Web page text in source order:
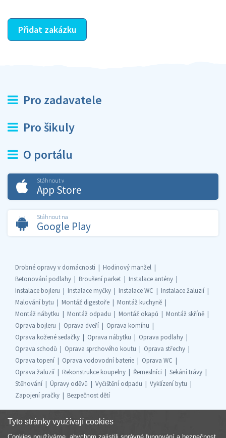
Přidat zakázku
Pro zadavatele
Pro šikuly
O portálu
Stáhnout v
App Store
Stáhnout na
Google Play
Drobné opravy v domácnosti
Hodinový manžel
Betonování podlahy
Broušení parket
Instalace antény
Instalace bojleru
Instalace myčky Instalace WC
Instalace žaluzií
Malování bytu
Montáž digestoře
Montáž kuchyně
Montáž nábytku
Montáž odpadu Montáž okapů
Montáž skříně
Oprava bojleru
Oprava dveří
Oprava komínu
Oprava kožené sedačky
Oprava nábytku
Oprava podlahy
Oprava schodů
Oprava sprchového koutu
Oprava střechy
Oprava topení
Oprava vodovodní baterie
Oprava WC
Oprava žaluzií
Rekonstrukce koupelny Řemeslníci
Sekání trávy
Stěhování
Úpravy oděvů Vyčištění odpadu
Vyklízení bytu
Zapojení pračky
Bezpečnost dětí
Tyto stránky využívají cookies